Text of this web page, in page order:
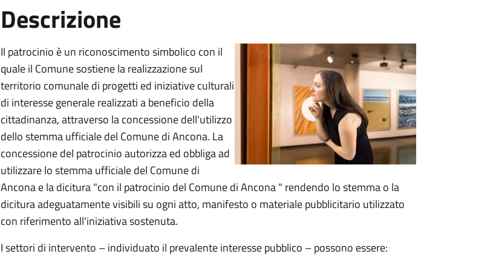
Descrizione
Il patrocinio è un riconoscimento simbolico con il
quale il Comune sostiene la realizzazione sul
territorio comunale di progetti ed iniziative culturali
di interesse generale realizzati a beneficio della
cittadinanza, attraverso la concessione dell'utilizzo
dello stemma ufficiale del Comune di Ancona. La
concessione del patrocinio autorizza ed obbliga ad
utilizzare lo stemma ufficiale del Comune di
Ancona e la dicitura "con il patrocinio del Comune di Ancona " rendendo lo stemma o la
dicitura adeguatamente visibili su ogni atto, manifesto o materiale pubblicitario utilizzato
con riferimento all'iniziativa sostenuta.
Isettori di intervento – individuato il prevalente interesse pubblico – possono essere: